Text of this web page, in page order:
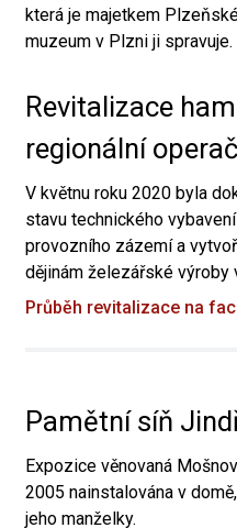
která je majetkem
muzeum v Plzni ji spravuje.
Revitalizace
regionální
V květnu roku 2020 byla
stavu technického
provozního zázemí a
dějinám železářské výroby
Průběh revitalizace na
Pamětní síň
Expozice věnovaná
2005 nainstalována v
jeho manželky.